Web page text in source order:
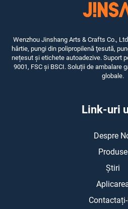
Wenzhou Jinshang Arts & Crafts Co.,
hârtie, pungi din polipropilenă ţesută,
nețesut și etichete autoadezive. Suport
9001, FSC și BSCI. Soluții de ambalare
globale.
Link-uri
Despre
Produse
Știri